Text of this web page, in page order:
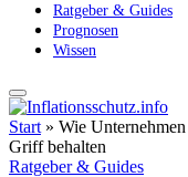
Ratgeber & Guides
Prognosen
Wissen
Start » Wie
Griff behalten
Ratgeber & Guides